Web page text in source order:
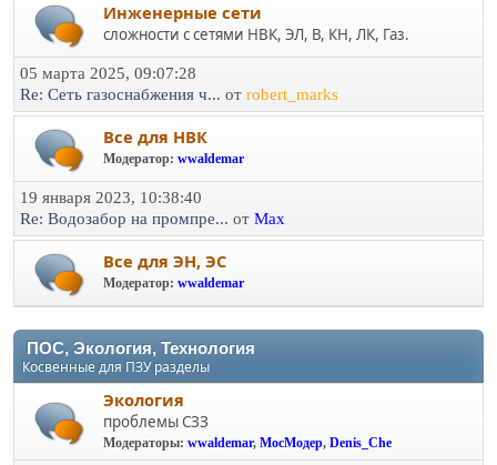
Инженерные сети
сложности с сетями НВК, ЭЛ, В, КН, ЛК, Газ.
05 марта 2025, 09:07:28
Re: Сеть газоснабжения ч... от robert_marks
Все для НВК
Модератор: wwaldemar
19 января 2023, 10:38:40
Re: Водозабор на промпре... от Max
Все для ЭН, ЭС
Модератор: wwaldemar
ПОС, Экология, Технология
Косвенные для ПЗУ разделы
Экология
проблемы СЗЗ
Модераторы: wwaldemar, МосМодер, Denis_Che